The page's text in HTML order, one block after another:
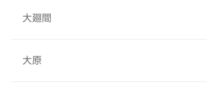
大廻間
大原